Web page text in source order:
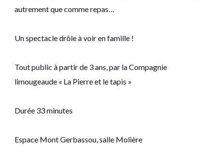
autrement que comme repas…
Un spectacle drôle à voir en famille !
Tout public à partir de 3 ans, par la Compagnie
limougeaude « La Pierre et le tapis »
Durée 33 minutes
Espace Mont Gerbassou, salle Molière